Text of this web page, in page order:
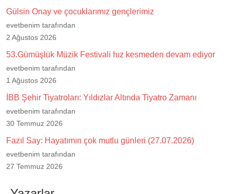
Gülsin Onay ve çocuklarımız gençlerimiz
evetbenim tarafından
2 Ağustos 2026
53.Gümüşlük Müzik Festivali hız kesmeden devam ediyor
evetbenim tarafından
1 Ağustos 2026
İBB Şehir Tiyatroları: Yıldızlar Altında Tiyatro Zamanı
evetbenim tarafından
30 Temmuz 2026
Fazıl Say: Hayatımın çok mutlu günleri (27.07.2026)
evetbenim tarafından
27 Temmuz 2026